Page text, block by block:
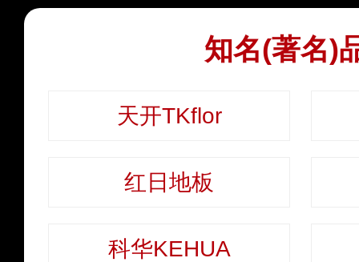
知名(著名)
天开TKflor
红日地板
科华KEHUA